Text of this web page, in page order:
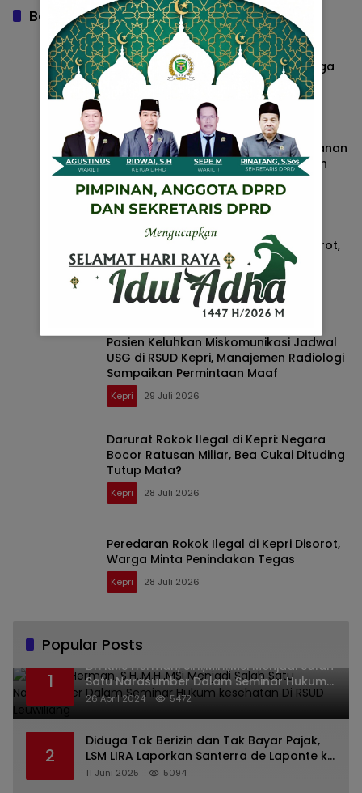
Baca Juga
Dugaan Salah Diagnosis di RSUD
Tanjungpinang Jadi Sorotan, Keluarga
Pasien Minta Penjelasan
2 Agustus 2026
Diduga Lalai dan Asal Periksa, Pelayanan
RSUD Kota Tanjungpinang Dikeluhkan
Keluarga Pasien
Kepri 2 Agustus 2026
Peredaran Rokok Ilegal di Kepri Disorot,
Warga Minta Penindakan Menyasar
Seluruh Jaringan
Kepri 29 Juli 2026
Pasien Keluhkan Miskomunikasi Jadwal
USG di RSUD Kepri, Manajemen Radiologi
Sampaikan Permintaan Maaf
Kepri 29 Juli 2026
Darurat Rokok Ilegal di Kepri: Negara
Bocor Ratusan Miliar, Bea Cukai Dituding
Tutup Mata?
Kepri 28 Juli 2026
Peredaran Rokok Ilegal di Kepri Disorot,
Warga Minta Penindakan Tegas
Kepri 28 Juli 2026
Popular Posts
1
Dr. KMS Herman, S.H.,M.H.,MSi Menjadi Salah
Satu Narasumber Dalam Seminar Hukum
kesehatan Di RSUD Leuwiliang
26 April 2024 5472
2
Diduga Tak Berizin dan Tak Bayar Pajak,
LSM LIRA Laporkan Santerra de Laponte ke
Kejaksaan Kota Batu
11 Juni 2025 5094